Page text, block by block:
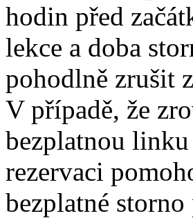
hodin před
lekce a doba
pohodlně zrušit
V případě, že
bezplatnou linku
rezervaci
bezplatné